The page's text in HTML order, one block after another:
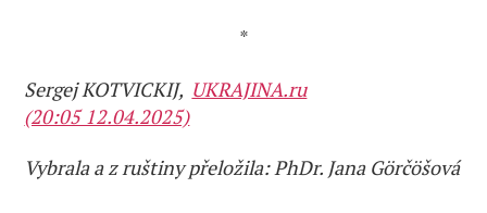
*
Sergej KOTVICKIJ, UKRAJINA.ru
(20:05 12.04.2025)
Vybrala a z ruštiny přeložila: PhDr. Jana Görčöšová